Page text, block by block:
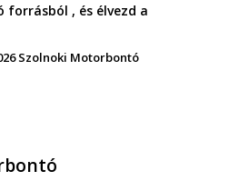
, és élvezd a
Szolnoki Motorbontó